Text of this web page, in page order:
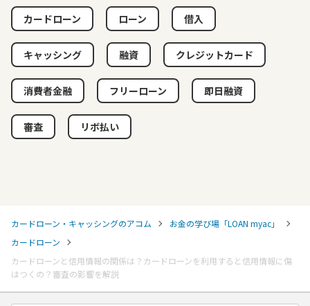
カードローン ローン 借入
キャッシング 融資 クレジットカード
消費者金融 フリーローン 即日融資
審査 リボ払い
カードローン・キャッシングのアコム
お金の学び場「LOAN myac」
カードローン
カードローンと信用情報の関係は？カードローンを利用すると信用情報に傷
はつくの？審査の影響を解説